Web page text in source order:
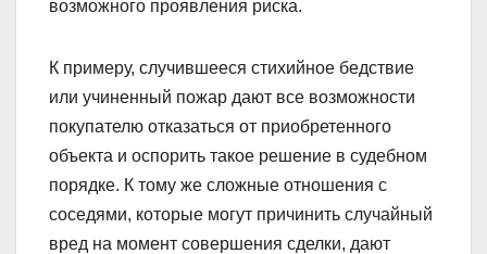
возможного проявления риска.
К примеру, случившееся стихийное бедствие
или учиненный пожар дают все возможности
покупателю отказаться от приобретенного
объекта и оспорить такое решение в судебном
порядке. К тому же сложные отношения с
соседями, которые могут причинить случайный
вред на момент совершения сделки, дают